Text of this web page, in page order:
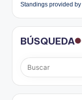
Standings provided by
BÚSQUEDA